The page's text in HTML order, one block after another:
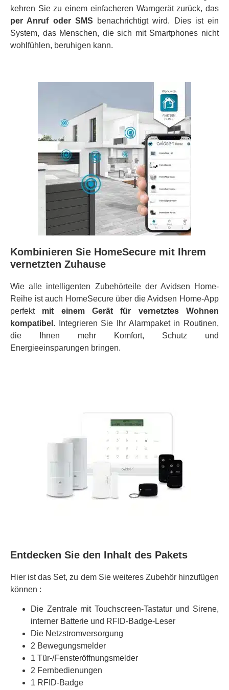
kehren Sie zu einem einfacheren Warngerät zurück, das
per Anruf oder SMS benachrichtigt wird. Dies ist ein
System, das Menschen, die sich mit Smartphones nicht
wohlfühlen, beruhigen kann.
Kombinieren Sie HomeSecure mit Ihrem
vernetzten Zuhause
Wie alle intelligenten Zubehörteile der Avidsen Home-
Reihe ist auch HomeSecure über die Avidsen Home-App
perfekt mit einem Gerät für vernetztes Wohnen
kompatibel . Integrieren Sie Ihr Alarmpaket in Routinen,
die Ihnen mehr Komfort, Schutz und
Energieeinsparungen bringen.
Entdecken Sie den Inhalt des Pakets
Hier ist das Set, zu dem Sie weiteres Zubehör hinzufügen
können :
Die Zentrale mit Touchscreen-Tastatur und Sirene,
interner Batterie und RFID-Badge-Leser
Die Netzstromversorgung
2 Bewegungsmelder
1 Tür-/Fensteröffnungsmelder
2 Fernbedienungen
1 RFID-Badge